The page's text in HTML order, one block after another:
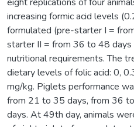
increasing formic acid levels
formulated (pre-starter I =
starter II = from 36 to 48
nutritional requirements. The
dietary levels of folic acid: 0,
mg/kg. Piglets performance
from 21 to 35 days, from 36
days. At 49th day, animals